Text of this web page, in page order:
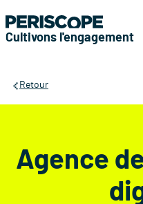
Cultivons l'engagement
Retour
Agence